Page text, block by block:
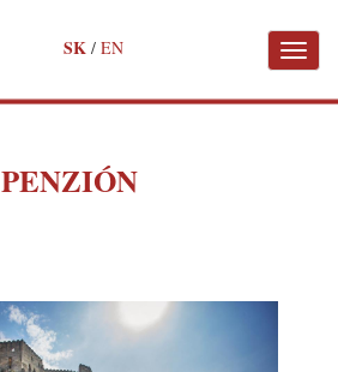
SK/ EN
Toggle
PENZIÓN